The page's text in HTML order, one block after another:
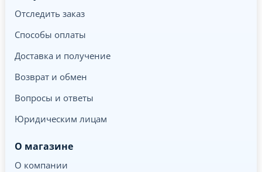
Отследить заказ
Способы оплаты
Доставка и получение
Возврат и обмен
Вопросы и ответы
Юридическим лицам
О магазине
О компании